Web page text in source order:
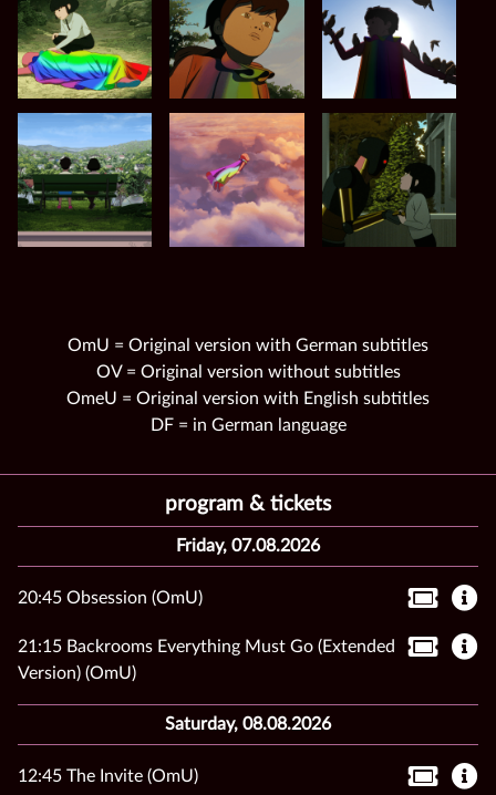
OmU = Original version with German subtitles
OV = Original version without subtitles
OmeU = Original version with English subtitles
DF = in German language
program & tickets
Friday, 07.08.2026
20:45 Obsession (OmU)
21:15 Backrooms Everything Must Go (Extended
Version) (OmU)
Saturday, 08.08.2026
12:45 The Invite (OmU)